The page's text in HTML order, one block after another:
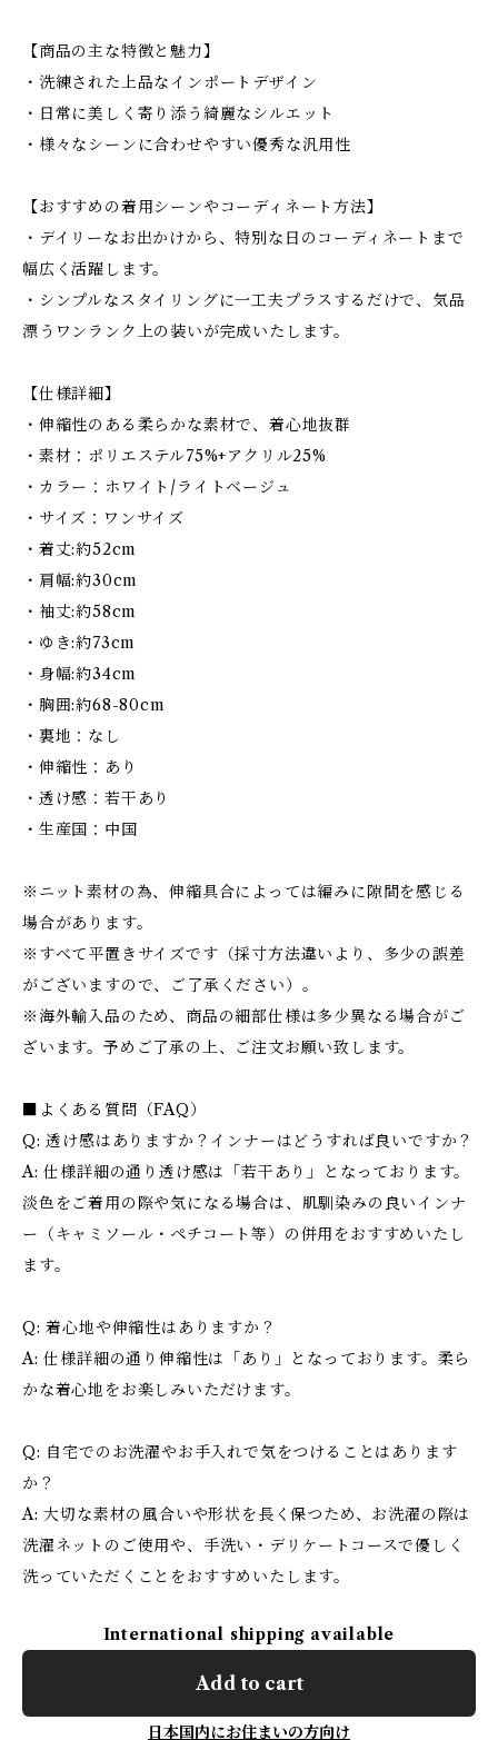
【商品の主な特徴と魅力】
・洗練された上品なインポートデザイン
・日常に美しく寄り添う綺麗なシルエット
・様々なシーンに合わせやすい優秀な汎用性
【おすすめの着用シーンやコーディネート方法】
・デイリーなお出かけから、特別な日のコーディネートまで
幅広く活躍します。
・シンプルなスタイリングに一工夫プラスするだけで、気品
漂うワンランク上の装いが完成いたします。
【仕様詳細】
・伸縮性のある柔らかな素材で、着心地抜群
・素材：ポリエステル75%+アクリル25%
・カラー：ホワイト/ライトベージュ
・サイズ：ワンサイズ
・着丈:約52cm
・肩幅:約30cm
・袖丈:約58cm
・ゆき:約73cm
・身幅:約34cm
・胸囲:約68-80cm
・裏地：なし
・伸縮性：あり
・透け感：若干あり
・生産国：中国
※ニット素材の為、伸縮具合によっては編みに隙間を感じる
場合があります。
※すべて平置きサイズです（採寸方法違いより、多少の誤差
がございますので、ご了承ください）。
※海外輸入品のため、商品の細部仕様は多少異なる場合がご
ざいます。予めご了承の上、ご注文お願い致します。
■よくある質問（FAQ）
Q: 透け感はありますか？インナーはどうすれば良いですか？
A: 仕様詳細の通り透け感は「若干あり」となっております。
淡色をご着用の際や気になる場合は、肌馴染みの良いインナ
ー（キャミソール・ペチコート等）の併用をおすすめいたし
ます。
Q: 着心地や伸縮性はありますか？
A: 仕様詳細の通り伸縮性は「あり」となっております。柔ら
かな着心地をお楽しみいただけます。
Q: 自宅でのお洗濯やお手入れで気をつけることはあります
か？
A: 大切な素材の風合いや形状を長く保つため、お洗濯の際は
洗濯ネットのご使用や、手洗い・デリケートコースで優しく
洗っていただくことをおすすめいたします。
International shipping available
Add to cart
日本国内にお住まいの方向け